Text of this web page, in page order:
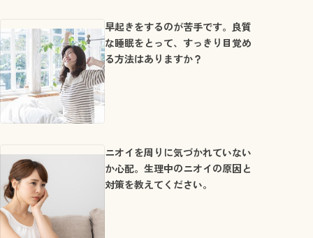
早起きをするのが苦手です。良質
な睡眠をとって、すっきり目覚め
る方法はありますか？
ニオイを周りに気づかれていない
か心配。生理中のニオイの原因と
対策を教えてください。